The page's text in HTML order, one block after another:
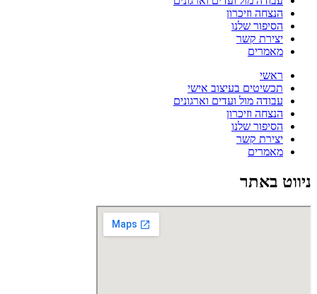
הנצחה וזיכרון
הסיפור שלנו
יצירת קשר
מאמרים
ראשי
תכשיטים בעיצוב אישי
עבודה מול ועדים וארגונים
הנצחה וזיכרון
הסיפור שלנו
יצירת קשר
מאמרים
ניווט באתר